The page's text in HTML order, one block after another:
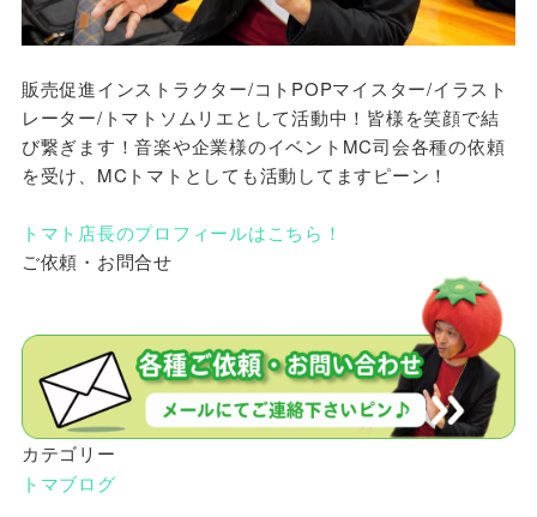
販売促進インストラクター/コトPOPマイスター/イラスト
レーター/トマトソムリエとして活動中！皆様を笑顔で結
び繋ぎます！音楽や企業様のイベントMC司会各種の依頼
を受け、MCトマトとしても活動してますピーン！
トマト店長のプロフィールはこちら！
ご依頼・お問合せ
カテゴリー
トマブログ